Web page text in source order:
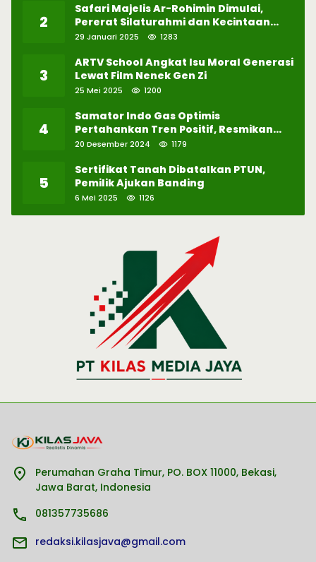
2
Safari Majelis Ar-Rohimin Dimulai,
Pererat Silaturahmi dan Kecintaan
pada Selawat
29 Januari 2025 1283
3
ARTV School Angkat Isu Moral Generasi
Lewat Film Nenek Gen Zi
25 Mei 2025 1200
4
Samator Indo Gas Optimis
Pertahankan Tren Positif, Resmikan
Pabrik Hidrogen ke-57 di Batam
20 Desember 2024 1179
5
Sertifikat Tanah Dibatalkan PTUN,
Pemilik Ajukan Banding
6 Mei 2025 1126
Perumahan Graha Timur, PO. BOX 11000, Bekasi,
Jawa Barat, Indonesia
081357735686
redaksi.kilasjava@gmail.com